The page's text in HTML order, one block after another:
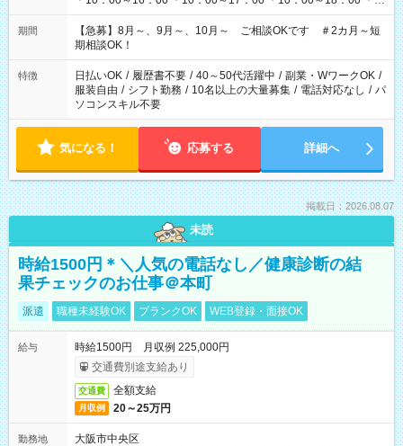
11：00～19：00 ＊12：00～19：00 ＊13：00～19：00
期間
【急募】8月～、9月～、10月～ ご相談OKです ＃2カ月～短
期相談OK！
特徴 日払いOK / 履歴書不要 / 40～50代活躍中 / 副業・WワークOK /
服装自由 / シフト勤務 / 10名以上の大量募集 / 電話対応なし / パ
ソコンスキル不要
気になる！ 応募する 詳細へ
掲載日：2026.08.07
未読
時給1500円＊＼人気の電話なし／健康診断の結
果チェックのお仕事＠本町
派遣 職種未経験OK ブランクOK WEB登録・面接OK
給与
時給1500円 月収例 225,000円
交通費別途支給あり
交通費 全額支給
月収例 20～25万円
勤務地
大阪市中央区